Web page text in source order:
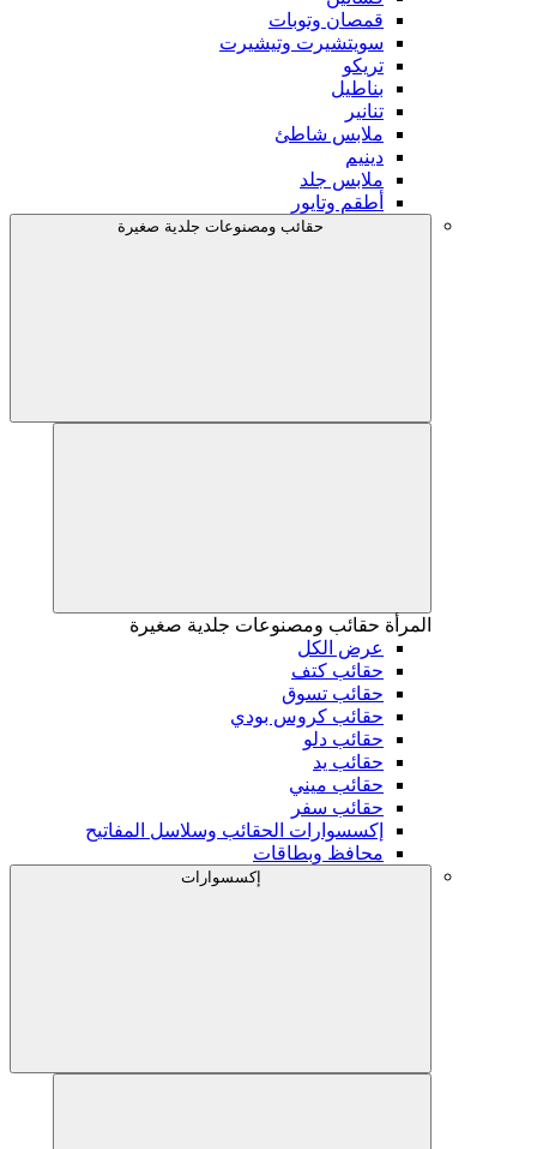
قمصان وتوبات
سويتشيرت وتيشيرت
تريكو
بناطيل
تنانير
ملابس شاطئ
دينيم
ملابس جلد
أطقم وتايور
حقائب ومصنوعات جلدية صغيرة
المرأة حقائب ومصنوعات جلدية صغيرة
عرض الكل
حقائب كتف
حقائب تسوق
حقائب كروس بودي
حقائب دلو
حقائب يد
حقائب ميني
حقائب سفر
إكسسوارات الحقائب وسلاسل المفاتيح
محافظ وبطاقات
إكسسوارات